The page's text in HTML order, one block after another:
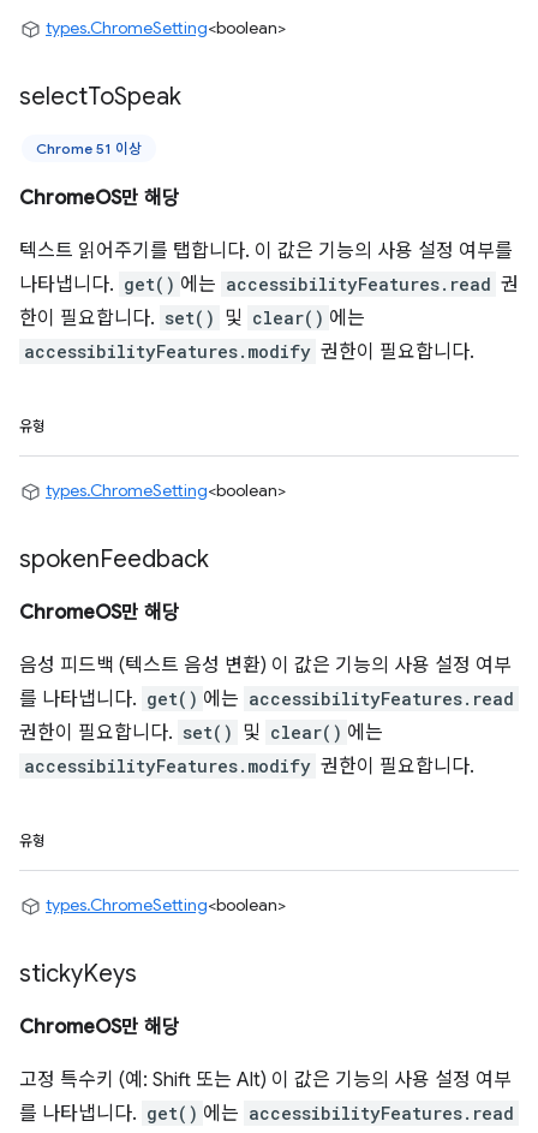
types.ChromeSetting<boolean>
selectToSpeak
Chrome 51 이상
ChromeOS만 해당
텍스트 읽어주기를 탭합니다. 이 값은 기능의 사용 설정 여부를
나타냅니다. get() 에는 accessibilityFeatures.read 권
한이 필요합니다. set() 및 clear() 에는
accessibilityFeatures.modify 권한이 필요합니다.
유형
types.ChromeSetting<boolean>
spokenFeedback
ChromeOS만 해당
음성 피드백 (텍스트 음성 변환) 이 값은 기능의 사용 설정 여부
를 나타냅니다. get() 에는 accessibilityFeatures.read
권한이 필요합니다. set() 및 clear() 에는
accessibilityFeatures.modify 권한이 필요합니다.
유형
types.ChromeSetting<boolean>
stickyKeys
ChromeOS만 해당
고정 특수키 (예: Shift 또는 Alt) 이 값은 기능의 사용 설정 여부
를 나타냅니다. get() 에는 accessibilityFeatures.read